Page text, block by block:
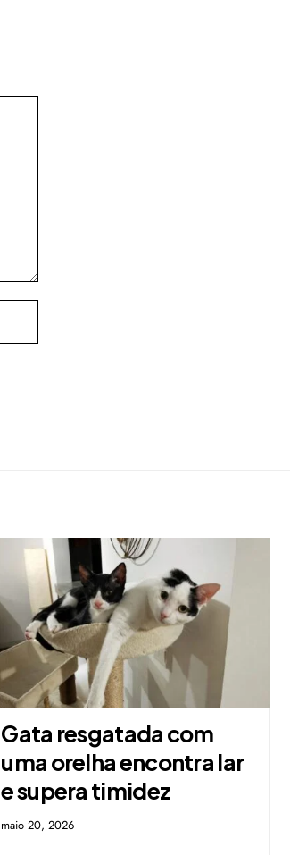
Gata resgatada com
uma orelha encontra lar
e supera timidez
maio 20, 2026